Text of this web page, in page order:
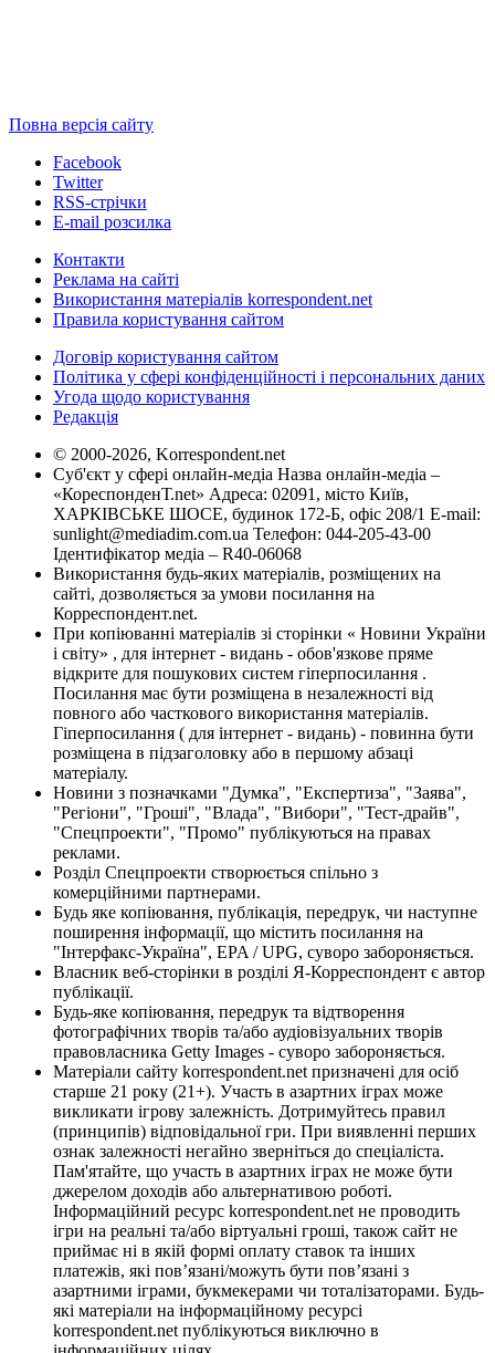
Повна версія сайту
Facebook
Twitter
RSS-стрічки
E-mail розсилка
Контакти
Реклама на сайті
Використання матеріалів korrespondent.net
Правила користування сайтом
Договір користування сайтом
Політика у сфері конфіденційності і персональних даних
Угода щодо користування
Редакція
© 2000-2026, Korrespondent.net
Суб'єкт у сфері онлайн-медіа Назва онлайн-медіа –
«КореспонденТ.net» Адреса: 02091, місто Київ,
ХАРКІВСЬКЕ ШОСЕ, будинок 172-Б, офіс 208/1 E-mail:
sunlight@mediadim.com.ua Телефон: 044-205-43-00
Ідентифікатор медіа – R40-06068
Використання будь-яких матеріалів, розміщених на
сайті, дозволяється за умови посилання на
Корреспондент.net.
При копіюванні матеріалів зі сторінки « Новини України
і світу» , для інтернет - видань - обов'язкове пряме
відкрите для пошукових систем гіперпосилання .
Посилання має бути розміщена в незалежності від
повного або часткового використання матеріалів.
Гіперпосилання ( для інтернет - видань) - повинна бути
розміщена в підзаголовку або в першому абзаці
матеріалу.
Новини з позначками "Думка", "Експертиза", "Заява",
"Регіони", "Гроші", "Влада", "Вибори", "Тест-драйв",
"Спецпроекти", "Промо" публікуються на правах
реклами.
Розділ Спецпроекти створюється спільно з
комерційними партнерами.
Будь яке копіювання, публікація, передрук, чи наступне
поширення інформації, що містить посилання на
"Інтерфакс-Україна", EPA / UPG, суворо забороняється.
Власник веб-сторінки в розділі Я-Корреспондент є автор
публікації.
Будь-яке копіювання, передрук та відтворення
фотографічних творів та/або аудіовізуальних творів
правовласника Getty Images - суворо забороняється.
Матеріали сайту korrespondent.net призначені для осіб
старше 21 року (21+). Участь в азартних іграх може
викликати ігрову залежність. Дотримуйтесь правил
(принципів) відповідальної гри. При виявленні перших
ознак залежності негайно зверніться до спеціаліста.
Пам'ятайте, що участь в азартних іграх не може бути
джерелом доходів або альтернативою роботі.
Інформаційний ресурс korrespondent.net не проводить
ігри на реальні та/або віртуальні гроші, також сайт не
приймає ні в якій формі оплату ставок та інших
платежів, які пов’язані/можуть бути пов’язані з
азартними іграми, букмекерами чи тоталізаторами. Будь-
які матеріали на інформаційному ресурсі
korrespondent.net публікуються виключно в